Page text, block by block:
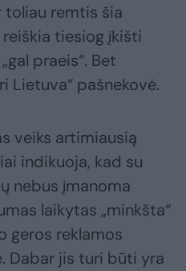
toliau remtis šia
tiesiog įkišti
praeis“. Bet
Lietuva“ pašnekovė.
veiks artimiausią
indikuoja, kad su
nebus įmanoma
laikytas „minkšta“
geros reklamos
Dabar jis turi būti yra